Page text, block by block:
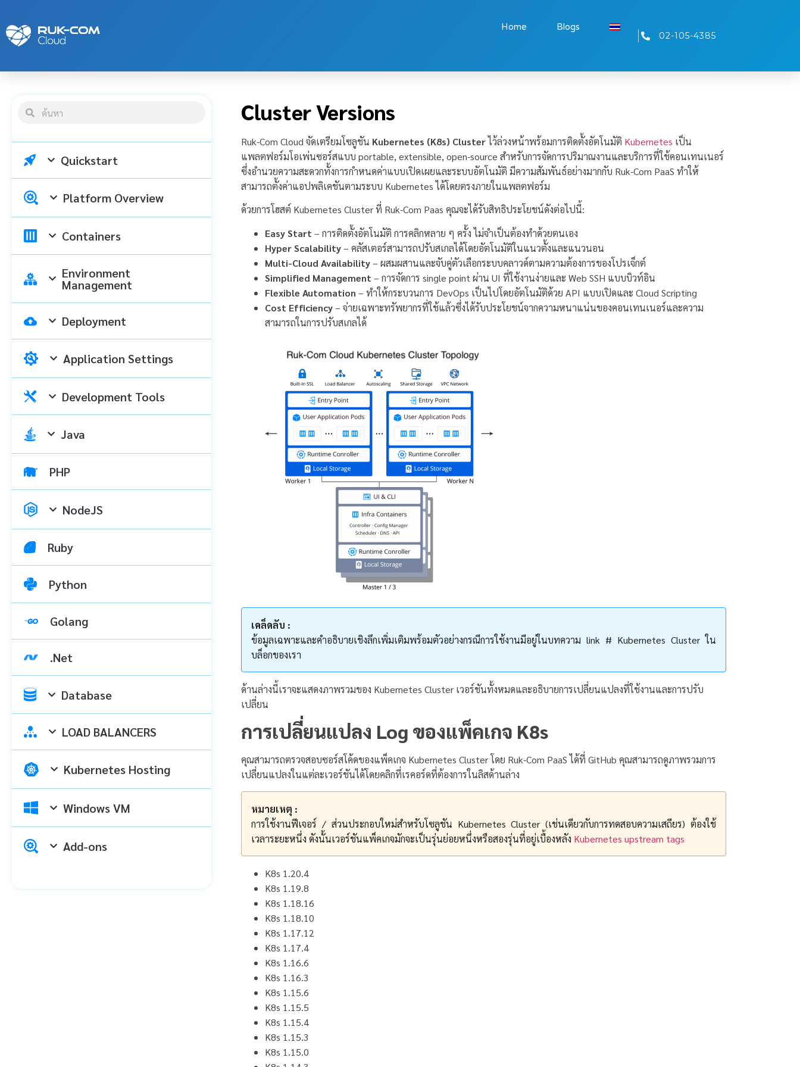
Home
Blogs
02-105-4385
Quickstart
Platform Overview
Containers
Environment
Management
Deployment
Application Settings
Development Tools
Java
PHP
NodeJS
Ruby
Python
Golang
.Net
Database
LOAD BALANCERS
Kubernetes Hosting
Windows VM
Add-ons
Cluster Versions
Ruk-Com Cloud จัดเตรียมโซลูชัน Kubernetes (K8s) Clusterไว้ล่วงหน้าพร้อมการติดตั้งอัตโนมัติ Kubernetes เป็น
แพลตฟอร์มโอเพ่นซอร์สแบบ portable, extensible, open-source สำหรับการจัดการปริมาณงานและบริการที่ใช้คอนเทนเนอร์
ซึ่งอำนวยความสะดวกทั้งการกำหนดค่าแบบเปิดเผยและระบบอัตโนมัติ มีความสัมพันธ์อย่างมากกับ Ruk-Com PaaS ทำให้
สามารถตั้งค่าแอปพลิเคชันตามระบบ Kubernetes ได้โดยตรงภายในแพลตฟอร์ม
ด้วยการโฮสต์ Kubernetes Cluster ที่ Ruk-Com Paas คุณจะได้รับสิทธิประโยชน์ดังต่อไปนี้:
Easy Start – การติดตั้งอัตโนมัติ การคลิกหลาย ๆ ครั้ง ไม่จำเป็นต้องทำด้วยตนเอง
Hyper Scalability– คลัสเตอร์สามารถปรับสเกลได้โดยอัตโนมัติในแนวตั้งและแนวนอน
Multi-Cloud Availability– ผสมผสานและจับคู่ตัวเลือกระบบคลาวด์ตามความต้องการของโปรเจ็กต์
Simplified Management – การจัดการ single point ผ่าน UI ที่ใช้งานง่ายและ Web SSH แบบบิวท์อิน
Flexible Automation – ทำให้กระบวนการ DevOps เป็นไปโดยอัตโนมัติด้วย API แบบเปิดและ Cloud Scripting
Cost Efficiency– จ่ายเฉพาะทรัพยากรที่ใช้แล้วซึ่งได้รับประโยชน์จากความหนาแน่นของคอนเทนเนอร์และความ
สามารถในการปรับสเกลได้
เคล็ดลับ :
ข้อมูลเฉพาะและคำอธิบายเชิงลึกเพิ่มเติมพร้อมตัวอย่างกรณีการใช้งานมีอยู่ในบทความ link # Kubernetes Cluster ใน
บล็อกของเรา
ด้านล่างนี้เราจะแสดงภาพรวมของ Kubernetes Cluster เวอร์ชันทั้งหมดและอธิบายการเปลี่ยนแปลงที่ใช้งานและการปรับ
เปลี่ยน
การเปลี่ยนแปลง Log ของแพ็คเกจ K8s
คุณสามารถตรวจสอบซอร์สโค้ดของแพ็คเกจ Kubernetes Cluster โดย Ruk-Com PaaS ได้ที่ GitHub คุณสามารถดูภาพรวมการ
เปลี่ยนแปลงในแต่ละเวอร์ชันได้โดยคลิกที่เรคอร์ดที่ต้องการในลิสด้านล่าง
หมายเหตุ :
การใช้งานฟีเจอร์ / ส่วนประกอบใหม่สำหรับโซลูชัน Kubernetes Cluster (เช่นเดียวกับการทดสอบความเสถียร) ต้องใช้
เวลาระยะหนึ่ง ดังนั้นเวอร์ชันแพ็คเกจมักจะเป็นรุ่นย่อยหนึ่งหรือสองรุ่นที่อยู่เบื้องหลัง Kubernetes upstream tags
K8s 1.20.4
K8s 1.19.8
K8s 1.18.16
K8s 1.18.10
K8s 1.17.12
K8s 1.17.4
K8s 1.16.6
K8s 1.16.3
K8s 1.15.6
K8s 1.15.5
K8s 1.15.4
K8s 1.15.3
K8s 1.15.0